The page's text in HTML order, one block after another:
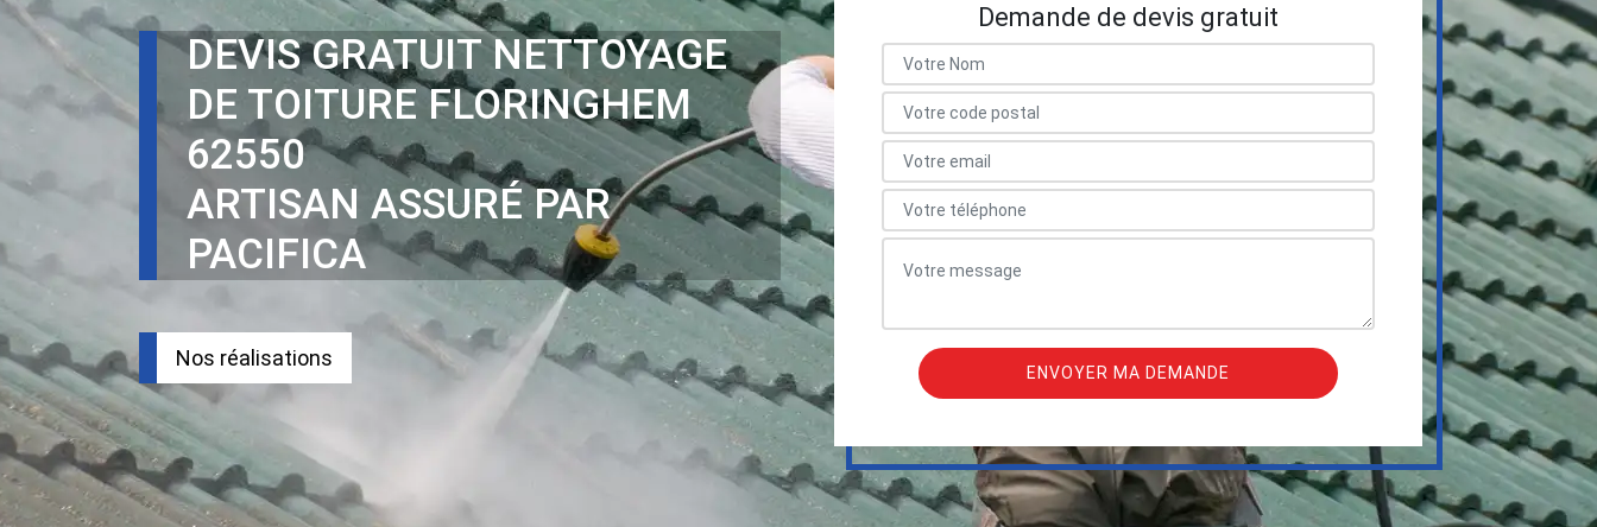
DEVIS GRATUIT NETTOYAGE
DE TOITURE FLORINGHEM
62550
ARTISAN ASSURÉ PAR
PACIFICA
Nos réalisations
Demande de devis gratuit